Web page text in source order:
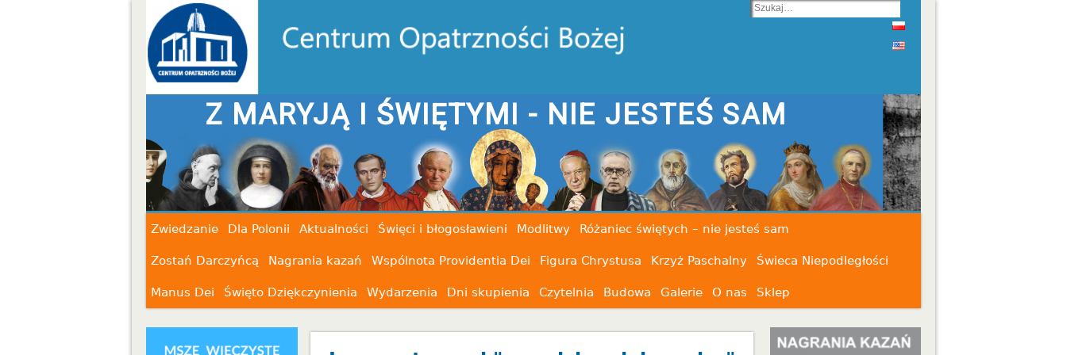
- NIE JESTEŚ SAM
Zwiedzanie Dla Polonii Aktualności Święci i błogosławieni Modlitwy Różaniec świętych – nie jesteś sam
Zostań Darczyńcą Nagrania kazań Wspólnota Providentia Dei Figura Chrystusa Krzyż Paschalny Świeca Niepodległości
Manus Dei Święto Dziękczynienia Wydarzenia Dni skupienia Czytelnia Budowa Galerie O nas Sklep